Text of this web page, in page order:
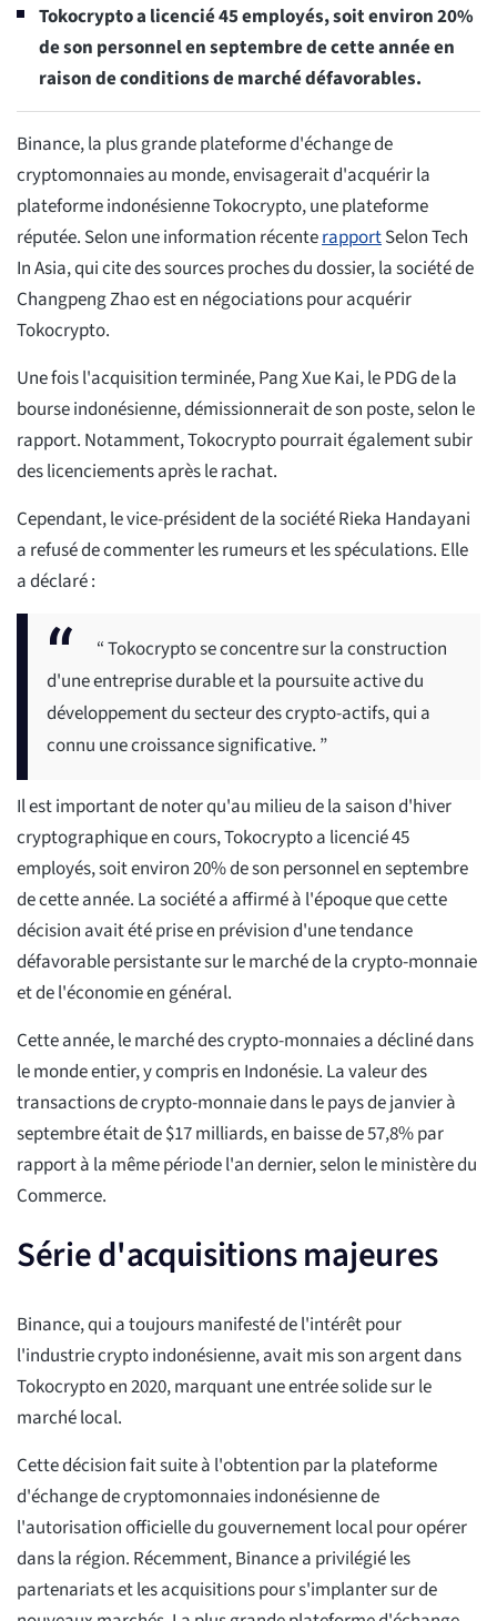
Tokocrypto a licencié 45 employés, soit environ 20%
de son personnel en septembre de cette année en
raison de conditions de marché défavorables.
Binance, la plus grande plateforme d'échange de
cryptomonnaies au monde, envisagerait d'acquérir la
plateforme indonésienne Tokocrypto, une plateforme
réputée. Selon une information récenterapportSelon Tech
In Asia, qui cite des sources proches du dossier, la société de
Changpeng Zhao est en négociations pour acquérir
Tokocrypto.
Une fois l'acquisition terminée, Pang Xue Kai, le PDG de la
bourse indonésienne, démissionnerait de son poste, selon le
rapport. Notamment, Tokocrypto pourrait également subir
des licenciements après le rachat.
Cependant, le vice-président de la société Rieka Handayani
a refusé de commenter les rumeurs et les spéculations. Elle
a déclaré :
“ Tokocrypto se concentre sur la construction
d'une entreprise durable et la poursuite active du
développement du secteur des crypto-actifs, qui a
connu une croissance significative. ”
Il est important de noter qu'au milieu de la saison d'hiver
cryptographique en cours, Tokocrypto a licencié 45
employés, soit environ 20% de son personnel en septembre
de cette année. La société a affirmé à l'époque que cette
décision avait été prise en prévision d'une tendance
défavorable persistante sur le marché de la crypto-monnaie
et de l'économie en général.
Cette année, le marché des crypto-monnaies a décliné dans
le monde entier, y compris en Indonésie. La valeur des
transactions de crypto-monnaie dans le pays de janvier à
septembre était de $17 milliards, en baisse de 57,8% par
rapport à la même période l'an dernier, selon le ministère du
Commerce.
Série d'acquisitions majeures
Binance, qui a toujours manifesté de l'intérêt pour
l'industrie crypto indonésienne, avait mis son argent dans
Tokocrypto en 2020, marquant une entrée solide sur le
marché local.
Cette décision fait suite à l'obtention par la plateforme
d'échange de cryptomonnaies indonésienne de
l'autorisation officielle du gouvernement local pour opérer
dans la région. Récemment, Binance a privilégié les
partenariats et les acquisitions pour s'implanter sur de